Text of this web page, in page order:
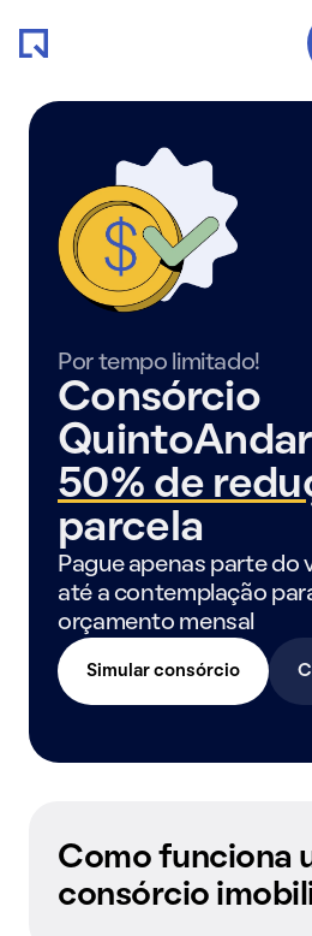
Por tempo limitado!
Consórcio
50% de
parcela
Pague apenas parte do
até a contemplação
orçamento mensal
Simular consórcio
Como funciona
consórcio